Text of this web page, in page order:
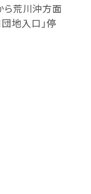
ら荒川沖方面
地入口」停